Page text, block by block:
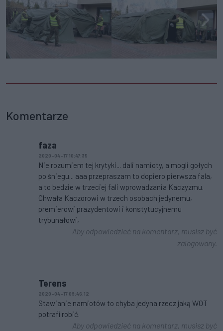
Komentarze
faza
2020-04-17 10:47:35
Nie rozumiem tej krytyki... dali namioty, a mogli gołych
po śniegu... aaa przepraszam to dopiero pierwsza fala,
a to bedzie w trzeciej fali wprowadzania Kaczyzmu.
Chwała Kaczorowi w trzech osobach jedynemu,
premierowi prazydentowi i konstytucyjnemu
trybunałowi,
Aby odpowiedzieć na komentarz, musisz być
zalogowany.
Terens
2020-04-17 09:46:12
Stawianie namiotów to chyba jedyna rzecz jaką WOT
potrafi robić.
Aby odpowiedzieć na komentarz, musisz być